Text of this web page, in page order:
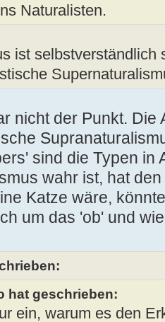
Naturalisten.
ist selbstverständlich
nicht der Punkt. Die
sind die Typen in
wahr ist, hat
Katze wäre,
um das 'ob' und
hat geschrieben:
ein, warum es den